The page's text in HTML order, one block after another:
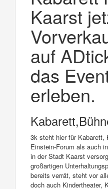
Kaarst
auf
das
erleben.
3k steht hier für
Einstein-Forum als auch
in der Stadt Kaarst
großartigen
bereits verrät, steht vor
doch auch Kindertheater,